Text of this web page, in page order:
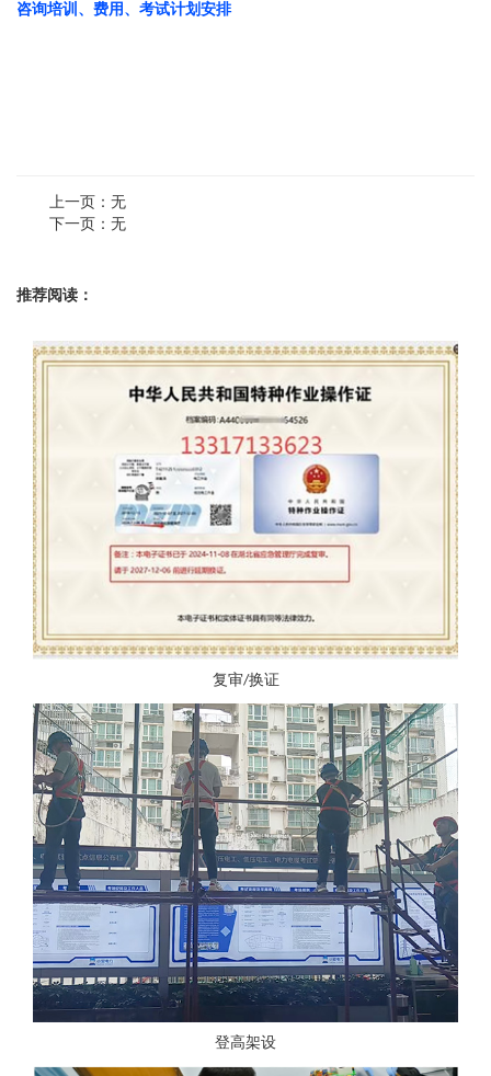
咨询培训、费用、考试计划安排
上一页：无
下一页：无
推荐阅读：
复审/换证
登高架设